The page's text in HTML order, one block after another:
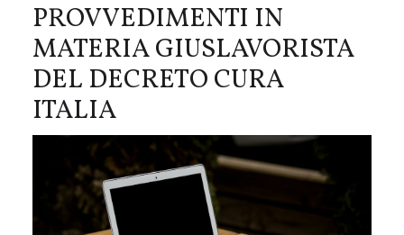
PROVVEDIMENTI IN
MATERIA GIUSLAVORISTA
DEL DECRETO CURA
ITALIA